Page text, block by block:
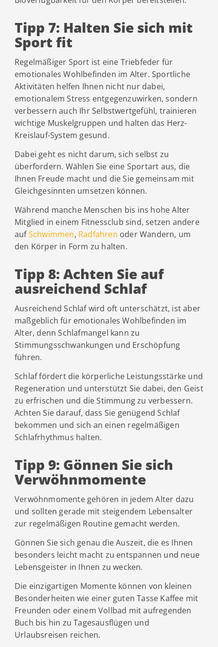
Tipp 7: Halten Sie sich mit
Sport fit
Regelmäßiger Sport ist eine Triebfeder für
emotionales Wohlbefinden im Alter. Sportliche
Aktivitäten helfen Ihnen nicht nur dabei,
emotionalem Stress entgegenzuwirken, sondern
verbessern auch Ihr Selbstwertgefühl, trainieren
wichtige Muskelgruppen und halten das Herz-
Kreislauf-System gesund.
Dabei geht es nicht darum, sich selbst zu
überfordern. Wählen Sie eine Sportart aus, die
Ihnen Freude macht und die Sie gemeinsam mit
Gleichgesinnten umsetzen können.
Während manche Menschen bis ins hohe Alter
Mitglied in einem Fitnessclub sind, setzen andere
aufSchwimmen, Radfahren oder Wandern, um
den Körper in Form zu halten.
Tipp 8: Achten Sie auf
ausreichend Schlaf
Ausreichend Schlaf wird oft unterschätzt, ist aber
maßgeblich für emotionales Wohlbefinden im
Alter, denn Schlafmangel kann zu
Stimmungsschwankungen und Erschöpfung
führen.
Schlaf fördert die körperliche Leistungsstärke und
Regeneration und unterstützt Sie dabei, den Geist
zu erfrischen und die Stimmung zu verbessern.
Achten Sie darauf, dass Sie genügend Schlaf
bekommen und sich an einen regelmäßigen
Schlafrhythmus halten.
Tipp 9: Gönnen Sie sich
Verwöhnmomente
Verwöhnmomente gehören in jedem Alter dazu
und sollten gerade mit steigendem Lebensalter
zur regelmäßigen Routine gemacht werden.
Gönnen Sie sich genau die Auszeit, die es Ihnen
besonders leicht macht zu entspannen und neue
Lebensgeister in Ihnen zu wecken.
Die einzigartigen Momente können von kleinen
Besonderheiten wie einer guten Tasse Kaffee mit
Freunden oder einem Vollbad mit aufregenden
Buch bis hin zu Tagesausflügen und
Urlaubsreisen reichen.